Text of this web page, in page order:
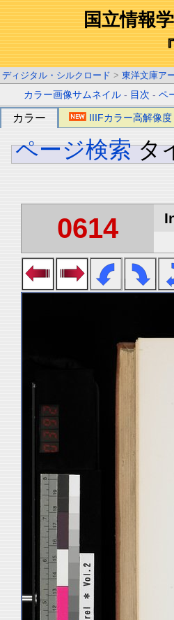
国立情報
ディジタル・シルクロード > 東洋文庫ア
カラー画像サムネイル - 目次 -ペ
カラー IIIFカラー高解像度
ページ検索 タ
0614